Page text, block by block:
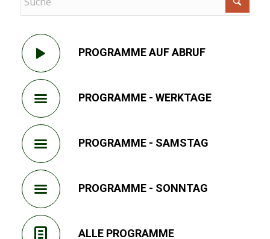
PROGRAMME AUF ABRUF
PROGRAMME - WERKTAGE
PROGRAMME - SAMSTAG
PROGRAMME - SONNTAG
ALLE PROGRAMME